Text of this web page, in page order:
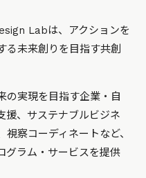
Labは、アクションを
る未来創りを目指す共創
の実現を目指す企業・自
援、サステナブルビジネ
察コーディネートなど、
グラム・サービスを提供